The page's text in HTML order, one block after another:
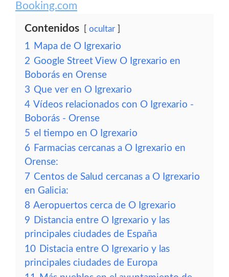
Booking.com
Contenidos ocultar
1 Mapa de O Igrexario
2 Google Street View O Igrexario en
Boborás en Orense
3 Que ver en O Igrexario
4 Vídeos relacionados con O Igrexario -
Boborás - Orense
5 el tiempo en O Igrexario
6 Farmacias cercanas a O Igrexario en
Orense:
7 Centos de Salud cercanas a O Igrexario
en Galicia:
8 Aeropuertos cerca de O Igrexario
9 Distancia entre O Igrexario y las
principales ciudades de España
10 Distacia entre O Igrexario y las
principales ciudades de Europa